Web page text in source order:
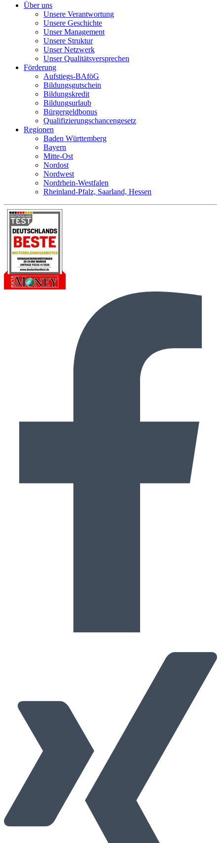
Über uns
Unsere Verantwortung
Unsere Geschichte
Unser Management
Unsere Struktur
Unser Netzwerk
Unser Qualitätsversprechen
Förderung
Aufstiegs-BAföG
Bildungsgutschein
Bildungskredit
Bildungsurlaub
Bürgergeldbonus
Qualifizierungschancengesetz
Regionen
Baden Württemberg
Bayern
Mitte-Ost
Nordost
Nordwest
Nordrhein-Westfalen
Rheinland-Pfalz, Saarland, Hessen